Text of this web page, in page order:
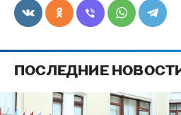
ПОСЛЕДНИЕ